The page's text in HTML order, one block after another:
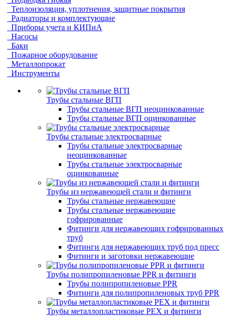
Теплоизоляция, уплотнения, защитные покрытия
Радиаторы и комплектующие
Приборы учета и КИПиА
Насосы
Баки
Пожарное оборудование
Металлопрокат
Инструменты
Трубы стальные ВГП
Трубы стальные ВГП неоцинкованные
Трубы стальные ВГП оцинкованные
Трубы стальные электросварные
Трубы стальные электросварные
неоцинкованные
Трубы стальные электросварные
оцинкованные
Трубы из нержавеющей стали и фитинги
Трубы стальные нержавеющие
Трубы стальные нержавеющие
гофрированные
Фитинги для нержавеющих гофрированных
труб
Фитинги для нержавеющих труб под пресс
Фитинги и заготовки нержавеющие
Трубы полипропиленовые PPR и фитинги
Трубы полипропиленовые PPR
Фитинги для полипропиленовых труб PPR
Трубы металлопластиковые PEX и фитинги